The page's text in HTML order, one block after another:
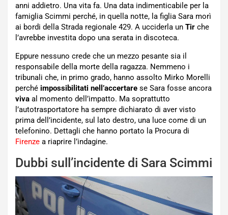
anni addietro. Una vita fa. Una data indimenticabile per la
famiglia Scimmi perché, in quella notte, la figlia Sara morì
ai bordi della Strada regionale 429. A ucciderla un Tir che
l’avrebbe investita dopo una serata in discoteca.
Eppure nessuno crede che un mezzo pesante sia il
responsabile della morte della ragazza. Nemmeno i
tribunali che, in primo grado, hanno assolto Mirko Morelli
perché impossibilitati nell’accertare se Sara fosse ancora
viva al momento dell’impatto. Ma soprattutto
l’autotrasportatore ha sempre dichiarato di aver visto
prima dell’incidente, sul lato destro, una luce come di un
telefonino. Dettagli che hanno portato la Procura di
Firenze a riaprire l’indagine.
Dubbi sull’incidente di Sara Scimmi